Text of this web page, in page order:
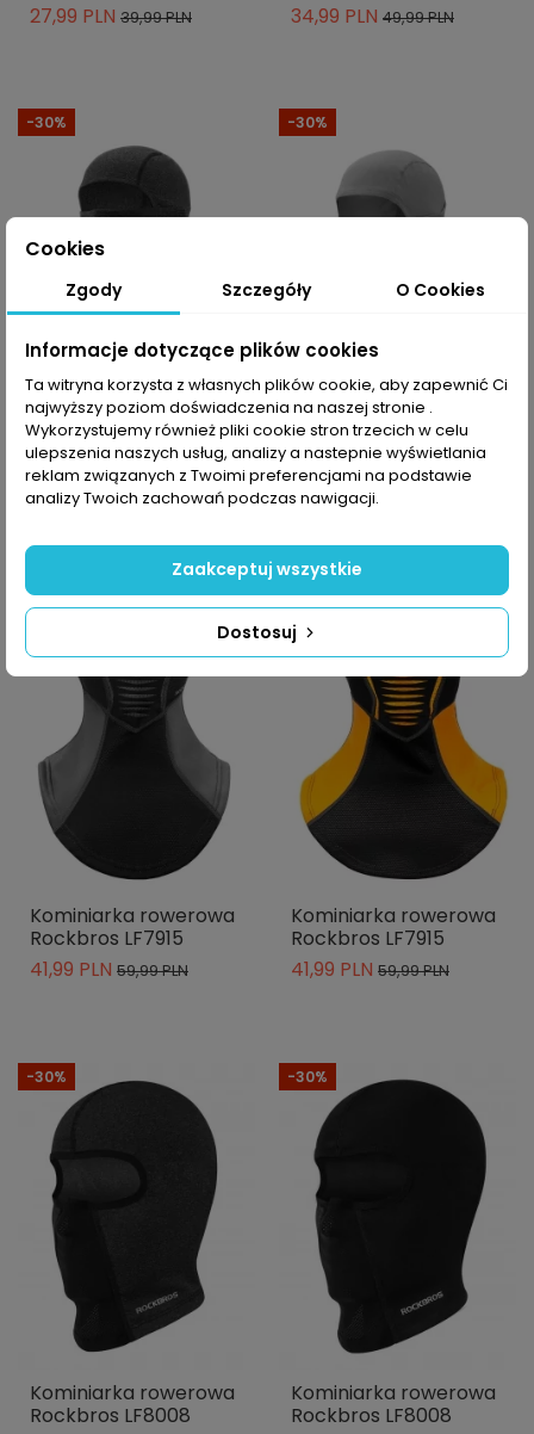
27,99 PLN 39,99 PLN
34,99 PLN 49,99 PLN
-30%
Kominiarka rowerowa
Rockbros LF7345
27,99 PLN 39,99 PLN
-30%
Kominiarka rowerowa
Rockbros LF7345
27,99 PLN
-30%
Kominiarka rowerowa
Rockbros LF7915
41,99 PLN 59,99 PLN
-30%
Kominiarka rowerowa
Rockbros LF7915
41,99 PLN 59,99 PLN
-30%
Kominiarka rowerowa
Rockbros LF8008
-30%
Kominiarka rowerowa
Rockbros LF8008
Cookies
Zgody Szczegóły O Cookies
Informacje dotyczące plików cookies
Ta witryna korzysta z własnych plików cookie, aby zapewnić Ci
najwyższy poziom doświadczenia na naszej stronie .
Wykorzystujemy również pliki cookie stron trzecich w celu
ulepszenia naszych usług, analizy a nastepnie wyświetlania
reklam związanych z Twoimi preferencjami na podstawie
analizy Twoich zachowań podczas nawigacji.
Dostosuj
Zaakceptuj wszystkie